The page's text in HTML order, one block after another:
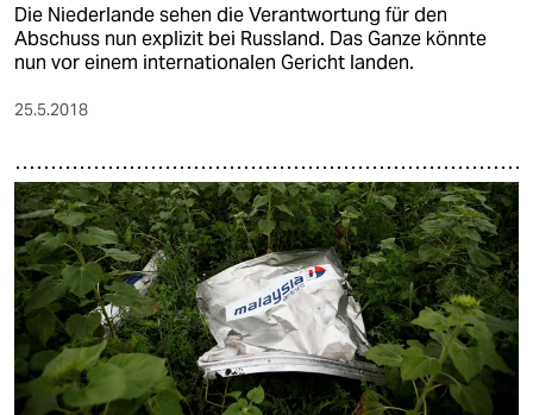
Die Niederlande sehen die Verantwortung für den
Abschuss nun explizit bei Russland. Das Ganze könnte
nun vor einem internationalen Gericht landen.
25.5.2018